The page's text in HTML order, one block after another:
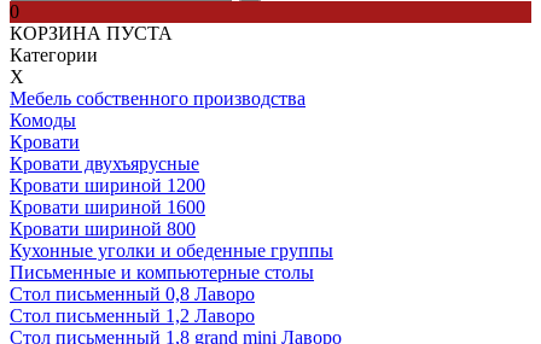
0
КОРЗИНА ПУСТА
Категории
Х
Мебель собственного производства
Комоды
Кровати
Кровати двухъярусные
Кровати шириной 1200
Кровати шириной 1600
Кровати шириной 800
Кухонные уголки и обеденные группы
Письменные и компьютерные столы
Стол письменный 0,8 Лаворо
Стол письменный 1,2 Лаворо
Стол письменный 1,8 grand mini Лаворо